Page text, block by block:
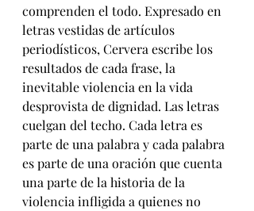
comprenden el todo. Expresado en
letras vestidas de artículos
periodísticos, Cervera escribe los
resultados de cada frase, la
inevitable violencia en la vida
desprovista de dignidad. Las letras
cuelgan del techo. Cada letra es
parte de una palabra y cada palabra
es parte de una oración que cuenta
una parte de la historia de la
violencia infligida a quienes no